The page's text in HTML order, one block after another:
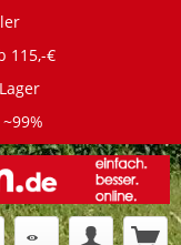
115,-€
~99%